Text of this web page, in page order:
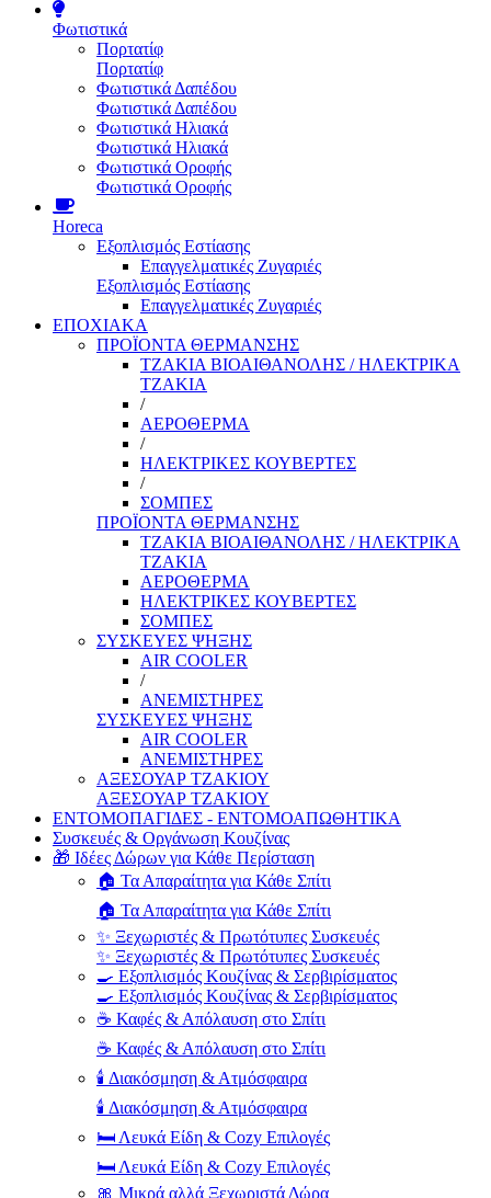
Φωτιστικά
Πορτατίφ
Πορτατίφ
Φωτιστικά Δαπέδου
Φωτιστικά Δαπέδου
Φωτιστικά Ηλιακά
Φωτιστικά Ηλιακά
Φωτιστικά Οροφής
Φωτιστικά Οροφής
Horeca
Εξοπλισμός Εστίασης
Επαγγελματικές Ζυγαριές
Εξοπλισμός Εστίασης
Επαγγελματικές Ζυγαριές
ΕΠΟΧΙΑΚΑ
ΠΡΟΪΟΝΤΑ ΘΕΡΜΑΝΣΗΣ
ΤΖΑΚΙΑ ΒΙΟΑΙΘΑΝΟΛΗΣ / ΗΛΕΚΤΡΙΚΑ
ΤΖΑΚΙΑ
/
ΑΕΡΟΘΕΡΜΑ
/
ΗΛΕΚΤΡΙΚΕΣ ΚΟΥΒΕΡΤΕΣ
/
ΣΟΜΠΕΣ
ΠΡΟΪΟΝΤΑ ΘΕΡΜΑΝΣΗΣ
ΤΖΑΚΙΑ ΒΙΟΑΙΘΑΝΟΛΗΣ / ΗΛΕΚΤΡΙΚΑ
ΤΖΑΚΙΑ
ΑΕΡΟΘΕΡΜΑ
ΗΛΕΚΤΡΙΚΕΣ ΚΟΥΒΕΡΤΕΣ
ΣΟΜΠΕΣ
ΣΥΣΚΕΥΕΣ ΨΗΞΗΣ
AIR COOLER
/
ΑΝΕΜΙΣΤΗΡΕΣ
ΣΥΣΚΕΥΕΣ ΨΗΞΗΣ
AIR COOLER
ΑΝΕΜΙΣΤΗΡΕΣ
ΑΞΕΣΟΥΑΡ ΤΖΑΚΙΟΥ
ΑΞΕΣΟΥΑΡ ΤΖΑΚΙΟΥ
ΕΝΤΟΜΟΠΑΓΙΔΕΣ - ΕΝΤΟΜΟΑΠΩΘΗΤΙΚΑ
Συσκευές & Οργάνωση Κουζίνας
🎁 Ιδέες Δώρων για Κάθε Περίσταση
🏠 Τα Απαραίτητα για Κάθε Σπίτι
🏠 Τα Απαραίτητα για Κάθε Σπίτι
✨ Ξεχωριστές & Πρωτότυπες Συσκευές
✨ Ξεχωριστές & Πρωτότυπες Συσκευές
🍳 Εξοπλισμός Κουζίνας & Σερβιρίσματος
🍳 Εξοπλισμός Κουζίνας & Σερβιρίσματος
☕ Καφές & Απόλαυση στο Σπίτι
☕ Καφές & Απόλαυση στο Σπίτι
🕯️ Διακόσμηση & Ατμόσφαιρα
🕯️ Διακόσμηση & Ατμόσφαιρα
🛏️ Λευκά Είδη & Cozy Επιλογές
🛏️ Λευκά Είδη & Cozy Επιλογές
🎀 Μικρά αλλά Ξεχωριστά Δώρα